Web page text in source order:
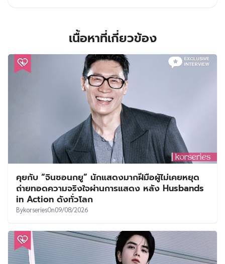
เนื้อหาที่เกี่ยวข้อง
คุยกับ “จินซอนกยู” นักแสดงมากฝีมือผู้ไม่เคยหยุด
ถ่ายทอดความจริงใจผ่านการแสดง หลัง Husbands
in Action ดังทั่วโลก
BykorseriesOn09/08/2026